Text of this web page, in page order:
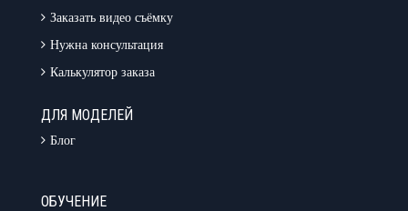
Заказать видео съёмку
Нужна консультация
Калькулятор заказа
ДЛЯ МОДЕЛЕЙ
Блог
ОБУЧЕНИЕ